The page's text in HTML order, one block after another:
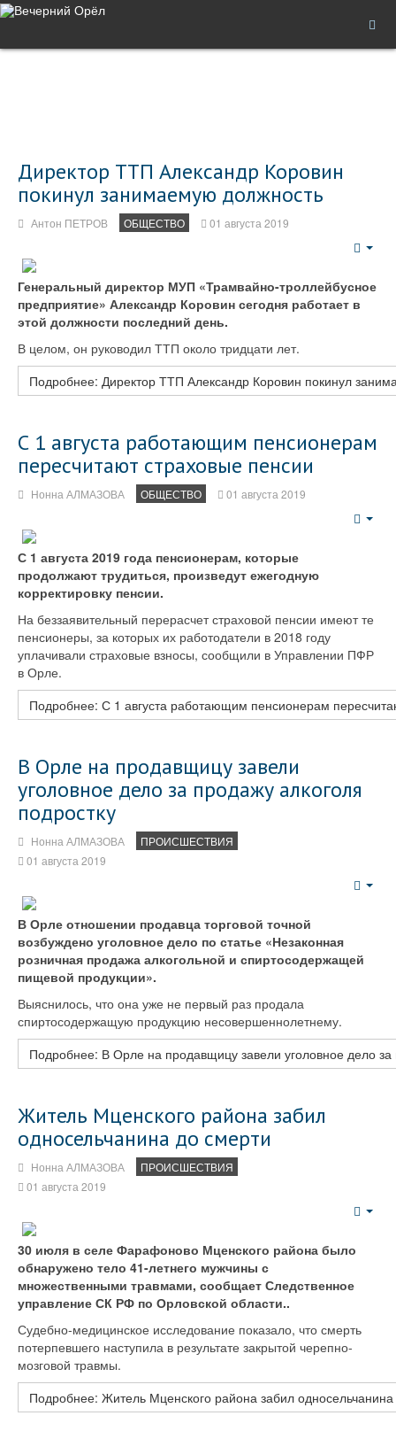
Директор ТТП Александр Коровин
покинул занимаемую должность
Антон ПЕТРОВ ОБЩЕСТВО 01 августа 2019
Генеральный директор МУП «Трамвайно-троллейбусное
предприятие» Александр Коровин сегодня работает в
этой должности последний день.
В целом, он руководил ТТП около тридцати лет.
Подробнее: Директор ТТП Александр Коровин покинул
С 1 августа работающим пенсионерам
пересчитают страховые пенсии
Нонна АЛМАЗОВА ОБЩЕСТВО 01 августа 2019
С 1 августа 2019 года пенсионерам, которые
продолжают трудиться, произведут ежегодную
корректировку пенсии.
На беззаявительный перерасчет страховой пенсии имеют те
пенсионеры, за которых их работодатели в 2018 году
уплачивали страховые взносы, сообщили в Управлении ПФР
в Орле.
Подробнее: С 1 августа работающим пенсионерам
В Орле на продавщицу завели
уголовное дело за продажу алкоголя
подростку
Нонна АЛМАЗОВА
ПРОИСШЕСТВИЯ
01 августа 2019
В Орле отношении продавца торговой точной
возбуждено уголовное дело по статье «Незаконная
розничная продажа алкогольной и спиртосодержащей
пищевой продукции».
Выяснилось, что она уже не первый раз продала
спиртосодержащую продукцию несовершеннолетнему.
Подробнее: В Орле на продавщицу завели уголовное дело за
Житель Мценского района забил
односельчанина до смерти
Нонна АЛМАЗОВА
ПРОИСШЕСТВИЯ
01 августа 2019
30 июля в селе Фарафоново Мценского района было
обнаружено тело 41-летнего мужчины с
множественными травмами, сообщает Следственное
управление СК РФ по Орловской области..
Судебно-медицинское исследование показало, что смерть
потерпевшего наступила в результате закрытой черепно-
мозговой травмы.
Подробнее: Житель Мценского района забил